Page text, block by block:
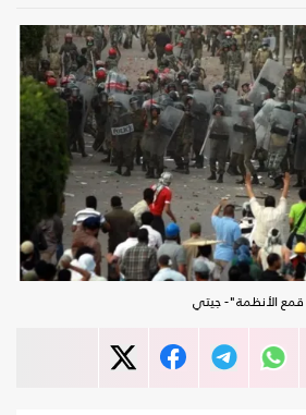
الأنظمة"- جيتي